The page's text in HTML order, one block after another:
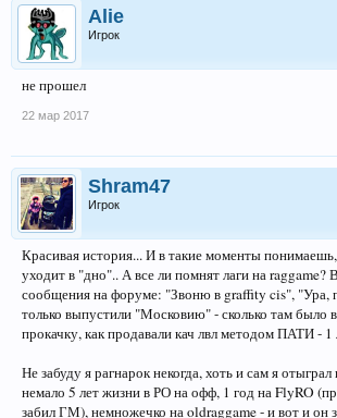
Alie
Игрок
не прошел
22 мар 2017
Shram47
Игрок
Красивая история... И в такие моменты
уходит в "дно".. А все ли помнят лаги на raggame?
сообщения на форуме: "Звоню в graffity cis", "Ура,
только выпустили "Московию" - сколько там было
прокачку, как продавали кач лвл методом ПАТИ - 1
Не забуду я рагнарок некогда, хоть и сам я
немало 5 лет жизни в РО на офф, 1 год на FlyRO
забил ГМ), немножечко на oldraggame - и вот и он